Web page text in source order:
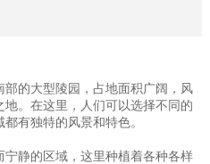
的大型陵园，占地面积广阔，风
。在这里，人们可以选择不同的
有独特的风景和特色。
静的区域，这里种植着各种各样